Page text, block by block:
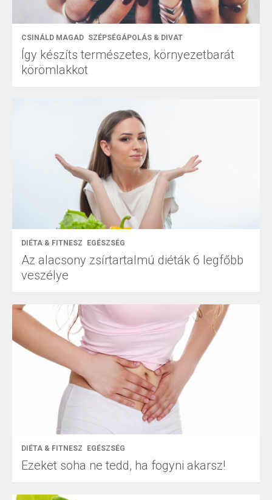
CSINÁLD MAGAD SZÉPSÉGÁPOLÁS & DIVAT
Így készíts természetes, környezetbarát
körömlakkot
DIÉTA & FITNESZ EGÉSZSÉG
Az alacsony zsírtartalmú diéták 6 legfőbb
veszélye
DIÉTA & FITNESZ EGÉSZSÉG
Ezeket soha ne tedd, ha fogyni akarsz!